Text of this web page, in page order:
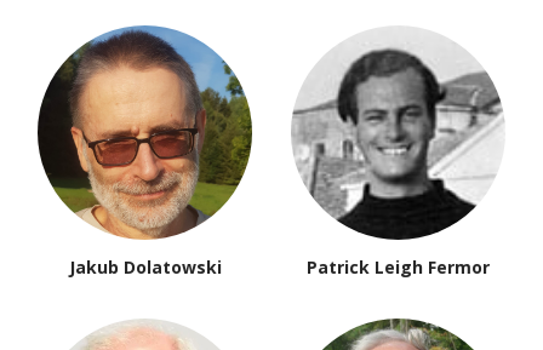
Jakub Dolatowski Patrick Leigh Fermor